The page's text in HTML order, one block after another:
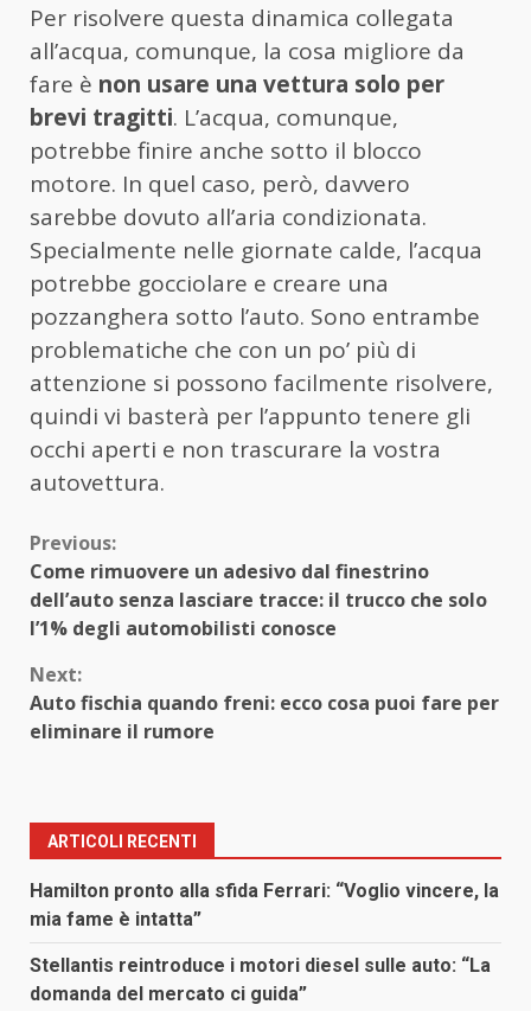
Per risolvere questa dinamica collegata
all’acqua, comunque, la cosa migliore da
fare è non usare una vettura solo per
brevi tragitti. L’acqua, comunque,
potrebbe finire anche sotto il blocco
motore. In quel caso, però, davvero
sarebbe dovuto all’aria condizionata.
Specialmente nelle giornate calde, l’acqua
potrebbe gocciolare e creare una
pozzanghera sotto l’auto. Sono entrambe
problematiche che con un po’ più di
attenzione si possono facilmente risolvere,
quindi vi basterà per l’appunto tenere gli
occhi aperti e non trascurare la vostra
autovettura.
Continue
Reading
Previous:
Come rimuovere un adesivo dal finestrino
dell’auto senza lasciare tracce: il trucco che solo
l’1% degli automobilisti conosce
Next:
Auto fischia quando freni: ecco cosa puoi fare per
eliminare il rumore
ARTICOLI RECENTI
Hamilton pronto alla sfida Ferrari: “Voglio vincere, la
mia fame è intatta”
Stellantis reintroduce i motori diesel sulle auto: “La
domanda del mercato ci guida”